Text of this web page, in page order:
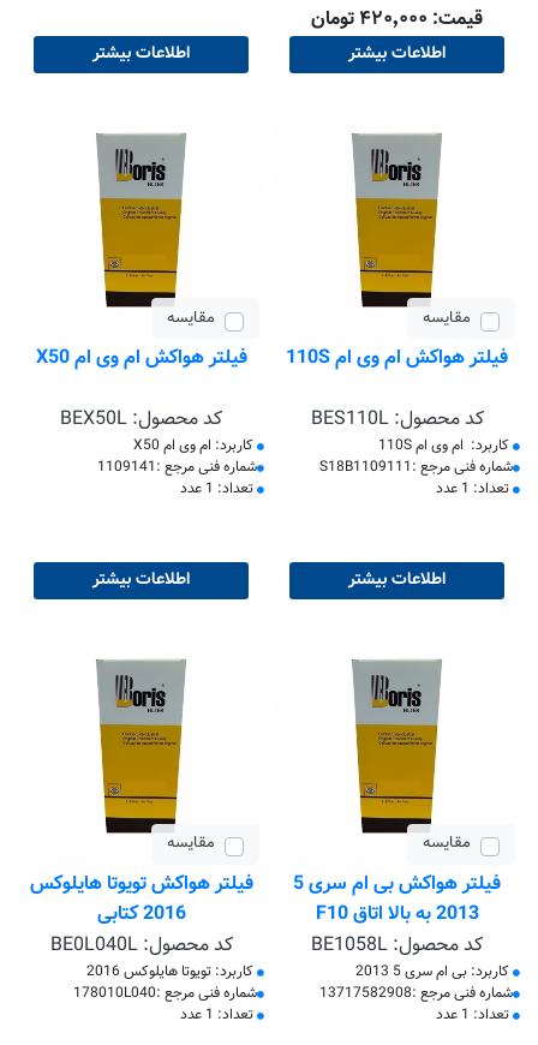
قیمت: ۴۲۰٬۰۰۰ تومان
اطلاعات بیشتر اطلاعات بیشتر
مقایسه
فیلتر هواکش ام وی ام 110S
کد محصول:BES110L
کاربرد: ام وی ام 110S
​شماره فنی مرجع :S18B1109111
تعداد: 1 عدد
اطلاعات بیشتر
مقایسه
فیلتر هواکش ام وی ام X50
کد محصول: BEX50L
کاربرد: ام وی ام X50
​شماره فنی مرجع :1109141
تعداد: 1 عدد
اطلاعات بیشتر
مقایسه
فیلتر هواکش بی ام سری 5
2013 به بالا اتاق F10
کد محصول: BE1058L
کاربرد: بی ام سری 5 2013
​شماره فنی مرجع :13717582908
تعداد: 1 عدد
مقایسه
فیلتر هواکش تویوتا هایلوکس
2016 کتابی
کد محصول:BE0L040L
کاربرد: تویوتا هایلوکس 2016
​شماره فنی مرجع :178010L040
تعداد: 1 عدد